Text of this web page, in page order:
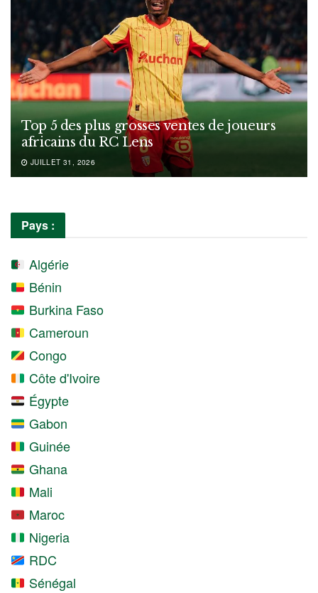
Top 5 des plus grosses ventes de joueurs
africains du RC Lens
JUILLET 31, 2026
Pays :
Algérie
Bénin
Burkina Faso
Cameroun
Congo
Côte d'Ivoire
Égypte
Gabon
Guinée
Ghana
Mali
Maroc
Nigeria
RDC
Sénégal